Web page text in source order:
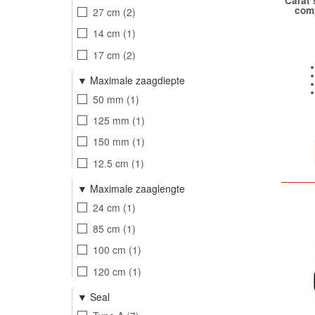
1.25 inch
Plexiglas
EPDM 3
Polyester
27 cm 2
14 cm 1
17 cm 2
22 cm 2
4 cm 4
3 cm 1
5,5 cm
2
21 cm 1
Maximale zaagdiepte
50 mm 1
125 mm 1
150 mm 1
12.5 cm 1
15 cm 1
22 cm 1
2,7 cm
1
4 cm 1
5 cm 2
11,5 cm
14 cm 1
Maximale zaaglengte
24 cm 1
85 cm 1
100 cm 1
120 cm 1
150 cm
Seal